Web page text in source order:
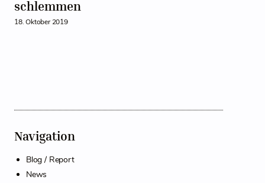
schlemmen
18. Oktober 2019
Navigation
Blog / Report
News